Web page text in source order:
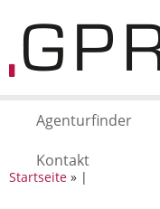
Agenturfinder
Kontakt
Startseite » |